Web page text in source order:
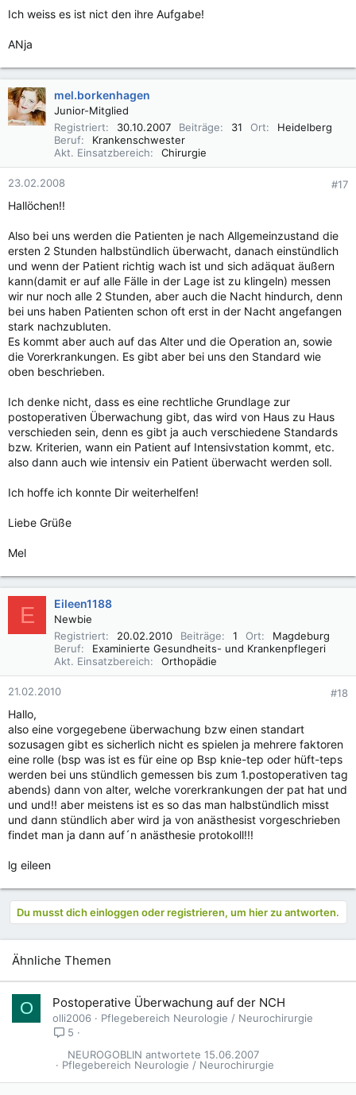
Ich weiss es ist nict den ihre Aufgabe!
ANja
mel.borkenhagen
Junior-Mitglied
Registriert
30.10.2007 Beiträge 31 Ort
Heidelberg
Beruf
Krankenschwester
Akt. Einsatzbereich
Chirurgie
23.02.2008 #17
Hallöchen!!
Also bei uns werden die Patienten je nach Allgemeinzustand die
ersten 2 Stunden halbstündlich überwacht, danach einstündlich
und wenn der Patient richtig wach ist und sich adäquat äußern
kann(damit er auf alle Fälle in der Lage ist zu klingeln) messen
wir nur noch alle 2 Stunden, aber auch die Nacht hindurch, denn
bei uns haben Patienten schon oft erst in der Nacht angefangen
stark nachzubluten.
Es kommt aber auch auf das Alter und die Operation an, sowie
die Vorerkrankungen. Es gibt aber bei uns den Standard wie
oben beschrieben.
Ich denke nicht, dass es eine rechtliche Grundlage zur
postoperativen Überwachung gibt, das wird von Haus zu Haus
verschieden sein, denn es gibt ja auch verschiedene Standards
bzw. Kriterien, wann ein Patient auf Intensivstation kommt, etc.
also dann auch wie intensiv ein Patient überwacht werden soll.
Ich hoffe ich konnte Dir weiterhelfen!
Liebe Grüße
Mel
E Eileen1188
Newbie
Registriert
20.02.2010 Beiträge 1 Ort
Magdeburg
Beruf
Examinierte Gesundheits- und Krankenpflegeri
Akt. Einsatzbereich
Orthopädie
21.02.2010 #18
Hallo,
also eine vorgegebene überwachung bzw einen standart
sozusagen gibt es sicherlich nicht es spielen ja mehrere faktoren
eine rolle (bsp was ist es für eine op Bsp knie-tep oder hüft-teps
werden bei uns stündlich gemessen bis zum 1.postoperativen tag
abends) dann von alter, welche vorerkrankungen der pat hat und
und und!! aber meistens ist es so das man halbstündlich misst
und dann stündlich aber wird ja von anästhesist vorgeschrieben
findet man ja dann auf´n anästhesie protokoll!!!
lg eileen
Du musst dich einloggen oder registrieren, um hier zu antworten.
Ähnliche Themen
O Postoperative Überwachung auf der NCH
olli2006
Pflegebereich Neurologie / Neurochirurgie
5
Pflegebereich Neurologie / Neurochirurgie
15.06.2007
NEUROGOBLIN